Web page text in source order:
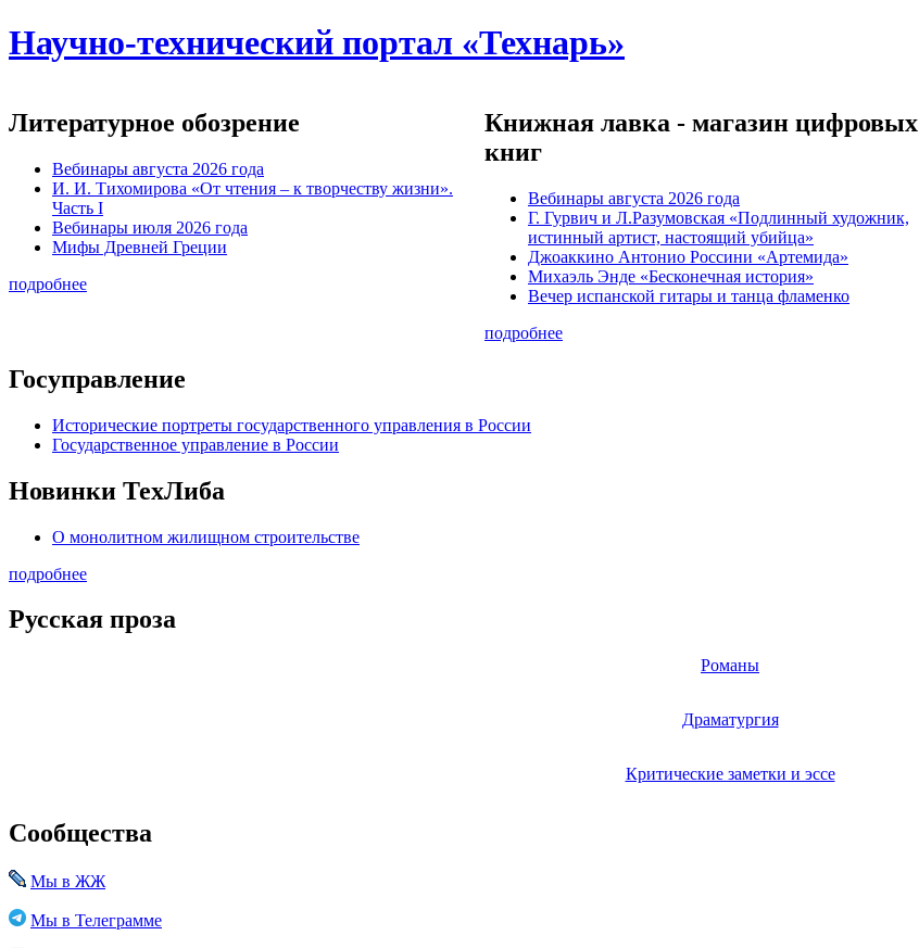
Научно-технический портал «Технарь»
Литературное обозрение
Вебинары августа 2026 года
И. И. Тихомирова «От чтения – к творчеству жизни».
Часть I
Вебинары июля 2026 года
Мифы Древней Греции
подробнее
Книжная лавка - магазин цифровых
книг
Вебинары августа 2026 года
Г. Гурвич и Л.Разумовская «Подлинный художник,
истинный артист, настоящий убийца»
Джоаккино Антонио Россини «Артемида»
Михаэль Энде «Бесконечная история»
Вечер испанской гитары и танца фламенко
подробнее
Госуправление
Исторические портреты государственного управления в России
Государственное управление в России
Новинки ТехЛиба
О монолитном жилищном строительстве
подробнее
Русская проза
Романы
Драматургия
Критические заметки и эссе
Сообщества
Мы в ЖЖ
Мы в Телеграмме